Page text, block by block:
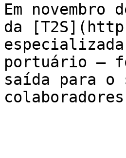
Em
da
portuário –
saída para